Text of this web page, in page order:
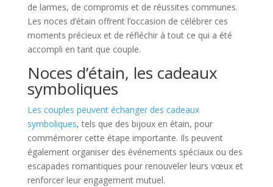
de larmes, de compromis et de réussites communes.
Les noces d’étain offrent l’occasion de célébrer ces
moments précieux et de réfléchir à tout ce qui a été
accompli en tant que couple.
Noces d’étain, les cadeaux
symboliques
Les couples peuvent échanger des cadeaux
symboliques, tels que des bijoux en étain, pour
commémorer cette étape importante. Ils peuvent
également organiser des événements spéciaux ou des
escapades romantiques pour renouveler leurs vœux et
renforcer leur engagement mutuel.